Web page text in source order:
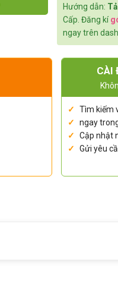
Hướng dẫn:
Cấp. Đăng kí
ngay trên
CÀI
Tìm kiếm
ngay
Cập nhật
Gửi yêu